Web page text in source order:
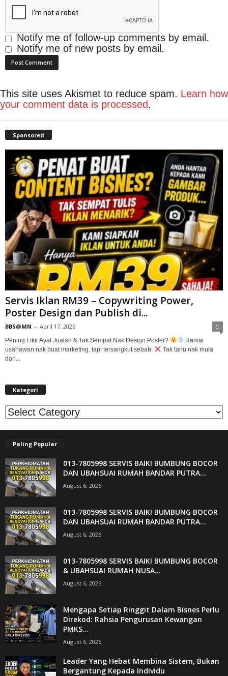
Notify me of follow-up comments by email.
Notify me of new posts by email.
This site uses Akismet to reduce spam. Learn how
your comment data is processed.
Sponsored
Servis Iklan RM39 – Copywriting Power,
Poster Design dan Publish di...
BBS@MN - April 17, 2026 0
Pening Fikir Ayat Jualan & Tak Sempat Nak Design Poster?
Ramai
usahawan nak buat marketing, tapi tersangkut sebab:
Tak tahu nak mula
dari...
Kategori
Kategori
Paling Popular
013-7805998 SERVIS BAIKI BUMBUNG BOCOR
DAN UBAHSUAI RUMAH BANDAR PUTRA...
August 6, 2026
013-7805998 SERVIS BAIKI BUMBUNG BOCOR
DAN UBAHSUAI RUMAH BANDAR PUTRA...
August 6, 2026
013-7805998 SERVIS BAIKI BUMBUNG BOCOR
& UBAHSUAI RUMAH NUSA...
August 6, 2026
Mengapa Setiap Ringgit Dalam Bisnes Perlu
Direkod: Rahsia Pengurusan Kewangan
PMKS...
August 6, 2026
Leader Yang Hebat Membina Sistem, Bukan
Bergantung Kepada Individu